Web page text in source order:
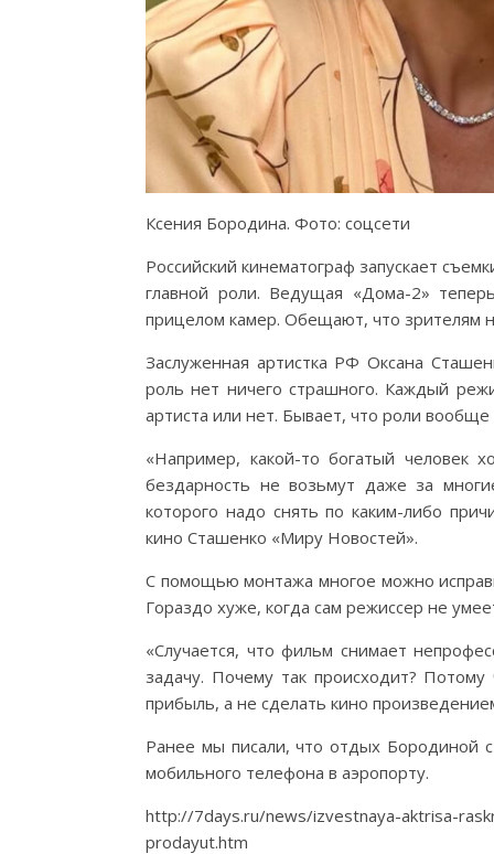
Ксения Бородина. Фото: соцсети
Российский кинематограф запускает
главной роли. Ведущая «Дома-2»
прицелом камер. Обещают, что зрителям
Заслуженная артистка РФ Оксана
роль нет ничего страшного. Каждый
артиста или нет. Бывает, что роли
«Например, какой-то богатый человек
бездарность не возьмут даже за
которого надо снять по каким-либо
кино Сташенко «Миру Новостей».
С помощью монтажа многое можно
Гораздо хуже, когда сам режиссер не
«Случается, что фильм снимает
задачу. Почему так происходит?
прибыль, а не сделать кино
Ранее мы писали, что отдых Бородиной
мобильного телефона в аэропорту.
http://7days.ru/news/izvestnaya-aktrisa-
prodayut.htm